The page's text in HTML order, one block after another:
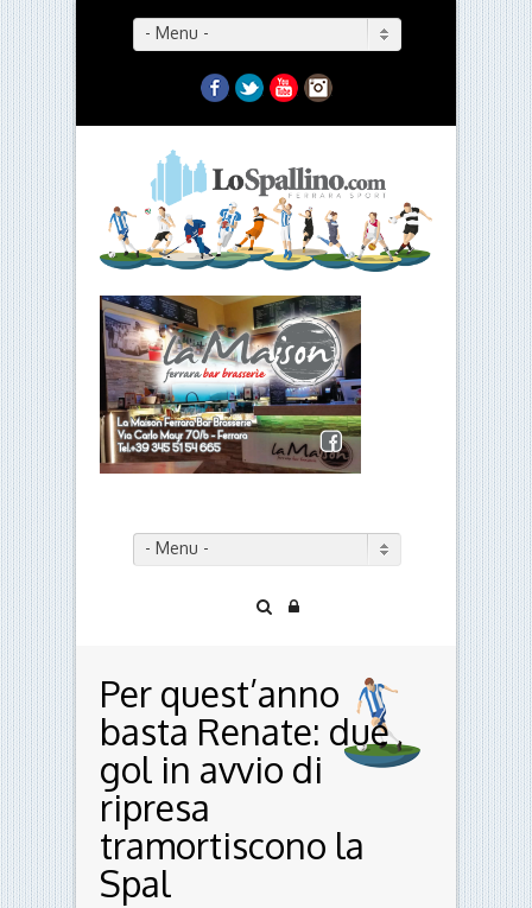
- Menu -
Facebook
TwitterYouTubeInstagram
- Menu -
Per quest’anno
basta Renate: due
gol in avvio di
ripresa
tramortiscono la
Spal